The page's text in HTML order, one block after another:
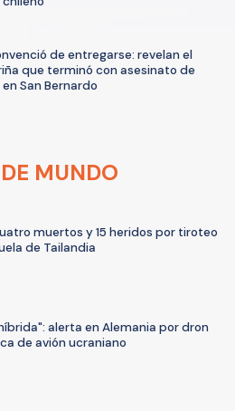
de entregarse: revelan el
que terminó con asesinato de
San Bernardo
MUNDO
muertos y 15 heridos por tiroteo
de Tailandia
alerta en Alemania por dron
de avión ucraniano